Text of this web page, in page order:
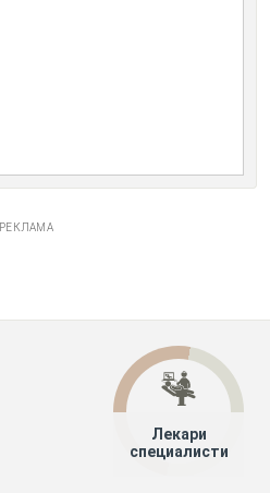
РЕКЛАМА
Лекари
специалисти